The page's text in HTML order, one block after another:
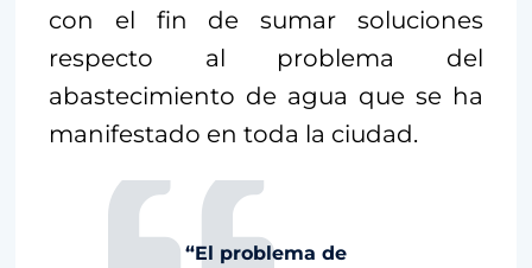
con el fin de sumar soluciones
respecto al problema del
abastecimiento de agua que se ha
manifestado en toda la ciudad.
“El problema de